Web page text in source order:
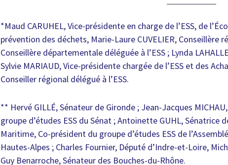
*Maud CARUHEL, Vice-présidente en charge de l’ESS, de
prévention des déchets, Marie-Laure CUVELIER, Conseillère
Conseillère départementale déléguée à l’ESS ; Lynda
Sylvie MARIAUD, Vice-présidente chargée de l’ESS et des
Conseiller régional délégué à l’ESS.
** Hervé GILLÉ, Sénateur de Gironde ; Jean-Jacques
groupe d’études ESS du Sénat ; Antoinette GUHL, Sénatrice
Maritime, Co-président du groupe d’études ESS de
Hautes-Alpes ; Charles Fournier, Député d’Indre-et-Loire,
Guy Benarroche, Sénateur des Bouches-du-Rhône.